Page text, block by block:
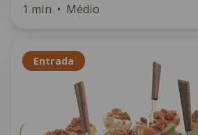
1 min Médio
Entrada